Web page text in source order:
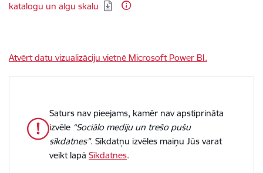
katalogu un algu skalu
Atvērt datu vizualizāciju vietnē Microsoft Power BI.
Saturs nav pieejams, kamēr nav apstiprināta
izvēle “Sociālo mediju un trešo pušu
sīkdatnes”. Sīkdatņu izvēles maiņu Jūs varat
veikt lapā Sīkdatnes.